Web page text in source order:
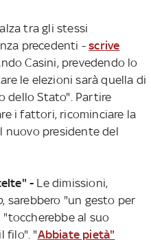
tra gli stessi
precedenti -scrive
Casini, prevedendo lo
le elezioni sarà quella di
dello Stato". Partire
i fattori, ricominciare la
nuovo presidente del
- Le dimissioni,
, sarebbero "un gesto per
al suo
filo". "Abbiate pietà"